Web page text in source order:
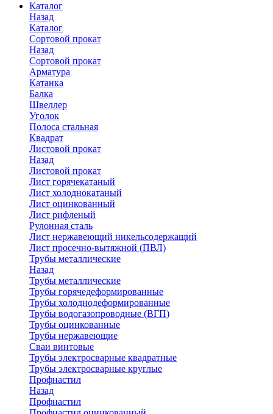
Каталог
Назад
Каталог
Сортовой прокат
Назад
Сортовой прокат
Арматура
Катанка
Балка
Швеллер
Уголок
Полоса стальная
Квадрат
Листовой прокат
Назад
Листовой прокат
Лист горячекатаный
Лист холоднокатаный
Лист оцинкованный
Лист рифленый
Рулонная сталь
Лист нержавеющий никельсодержащий
Лист просечно-вытяжной (ПВЛ)
Трубы металлические
Назад
Трубы металлические
Трубы горячедеформированные
Трубы холоднодеформированные
Трубы водогазопроводные (ВГП)
Трубы оцинкованные
Трубы нержавеющие
Сваи винтовые
Трубы электросварные квадратные
Трубы электросварные круглые
Профнастил
Назад
Профнастил